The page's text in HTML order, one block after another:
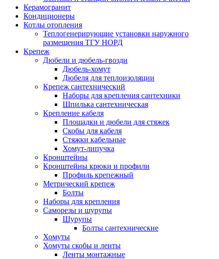
Керамогранит
Кондиционеры
Котлы отопления
Теплогенерирующие установки наружного
размещения ТГУ НОРД
Крепеж
Дюбели и дюбель-гвозди
Дюбель-хомут
Дюбеля для теплоизоляции
Крепеж сантехнический
Наборы для крепления сантехники
Шпилька сантехническая
Крепление кабеля
Площадки и дюбели для стяжек
Скобы для кабеля
Стяжки кабельные
Хомут-липучка
Кронштейны
Кронштейны крюки и профили
Профиль крепежный
Метрический крепеж
Болты
Наборы для крепления
Саморезы и шурупы
Шурупы
Болты сантехнические
Хомуты
Хомуты скобы и ленты
Ленты монтажные